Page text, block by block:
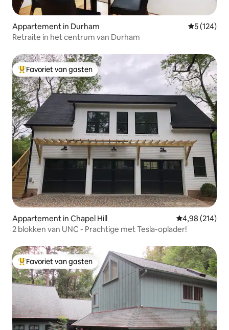
Appartement in Durham
5 (124)
Retraite in het centrum van Durham
Topfavoriet van gasten
Favoriet van gasten
Appartement in Chapel Hill Gemiddelde
4,98 (214)
2 blokken van UNC - Prachtige met Tesla-oplader!
Topfavoriet van gasten
Favoriet van gasten